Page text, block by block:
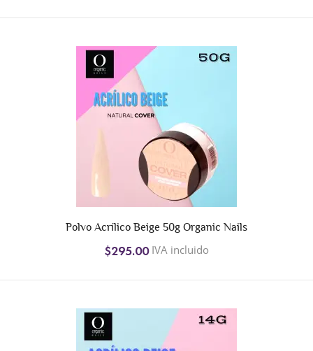
Polvo Acrílico Beige 50g Organic Nails
$295.00IVA incluido